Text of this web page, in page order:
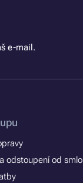
e-mail.
odstoupení od